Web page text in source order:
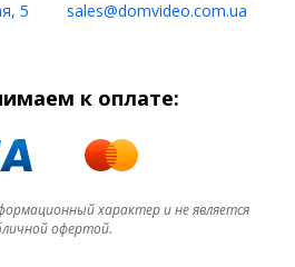
5 sales@domvideo.com.ua
к оплате:
характер и не является
офертой.